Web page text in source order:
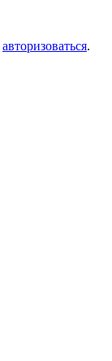
авторизоваться.